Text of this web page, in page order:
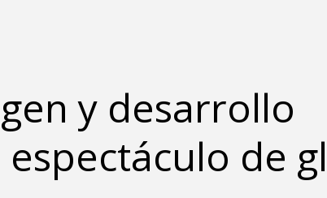
y desarrollo
espectáculo de